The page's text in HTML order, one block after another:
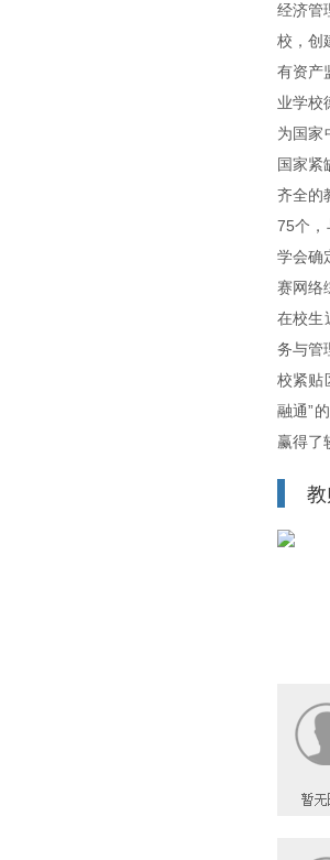
经济管
校，创
有资产
业学校
为国家
国家紧
齐全的
75个，
学会确
赛网络
在校生
务与管
校紧贴
融通”
赢得了